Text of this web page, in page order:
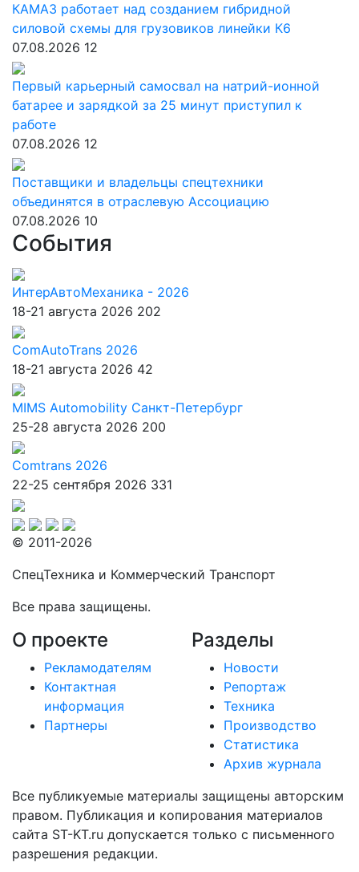
КАМАЗ работает над созданием гибридной
силовой схемы для грузовиков линейки К6
07.08.2026 12
Первый карьерный самосвал на натрий-ионной
батарее и зарядкой за 25 минут приступил к
работе
07.08.2026 12
Поставщики и владельцы спецтехники
объединятся в отраслевую Ассоциацию
07.08.2026 10
События
ИнтерАвтоМеханика - 2026
18-21 августа 2026 202
ComAutoTrans 2026
18-21 августа 2026 42
MIMS Automobility Санкт-Петербург
25-28 августа 2026 200
Comtrans 2026
22-25 сентября 2026 331
© 2011-2026
СпецТехника и Коммерческий Транспорт
Все права защищены.
О проекте
Рекламодателям
Контактная
информация
Партнеры
Разделы
Новости
Репортаж
Техника
Производство
Статистика
Архив журнала
Все публикуемые материалы защищены авторским
правом. Публикация и копирования материалов
сайта ST-KT.ru допускается только с письменного
разрешения редакции.